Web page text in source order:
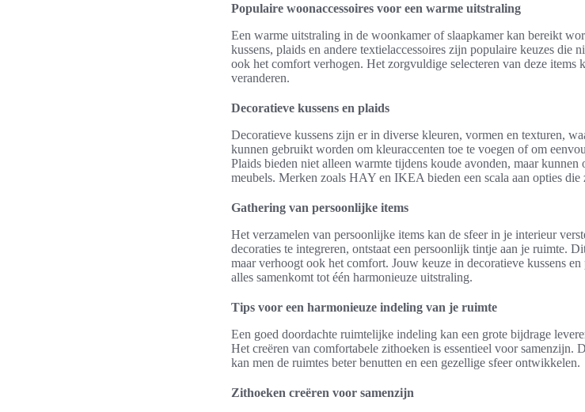
Populaire woonaccessoires voor een warme uitstraling
Een warme uitstraling in de woonkamer of slaapkamer kan bereikt
kussens, plaids en andere textielaccessoires zijn populaire keuzes die
ook het comfort verhogen. Het zorgvuldige selecteren van deze items
veranderen.
Decoratieve kussens en plaids
Decoratieve kussens zijn er in diverse kleuren, vormen en texturen,
kunnen gebruikt worden om kleuraccenten toe te voegen of om
Plaids bieden niet alleen warmte tijdens koude avonden, maar
meubels. Merken zoals HAY en IKEA bieden een scala aan opties
Gathering van persoonlijke items
Het verzamelen van persoonlijke items kan de sfeer in je interieur
decoraties te integreren, ontstaat een persoonlijk tintje aan je ruimte.
maar verhoogt ook het comfort. Jouw keuze in decoratieve kussens
alles samenkomt tot één harmonieuze uitstraling.
Tips voor een harmonieuze indeling van je ruimte
Een goed doordachte ruimtelijke indeling kan een grote bijdrage
Het creëren van comfortabele zithoeken is essentieel voor samenzijn.
kan men de ruimtes beter benutten en een gezellige sfeer ontwikkelen.
Zithoeken creëren voor samenzijn